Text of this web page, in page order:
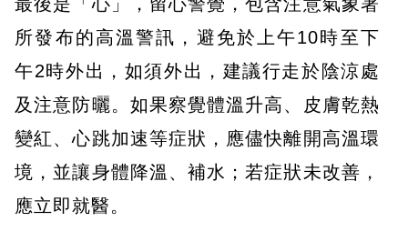
最後是「心」，留心警覺，包含注意氣象署
所發布的高溫警訊，避免於上午10時至下
午2時外出，如須外出，建議行走於陰涼處
及注意防曬。如果察覺體溫升高、皮膚乾熱
變紅、心跳加速等症狀，應儘快離開高溫環
境，並讓身體降溫、補水；若症狀未改善，
應立即就醫。